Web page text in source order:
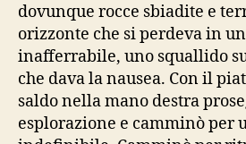
dovunque rocce sbiadite e
orizzonte che si perdeva in
inafferrabile, uno squallido
che dava la nausea. Con il
saldo nella mano destra
esplorazione e camminò per